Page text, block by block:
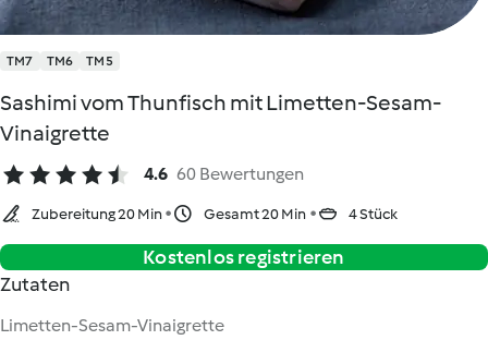
TM7 TM6 TM5
Sashimi vom Thunfisch mit Limetten-Sesam-
Vinaigrette
4.6 60 Bewertungen
Zubereitung 20 Min Gesamt 20 Min 4 Stück
Kostenlos registrieren
Zutaten
Limetten-Sesam-Vinaigrette